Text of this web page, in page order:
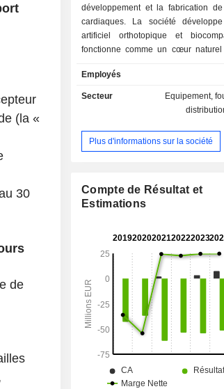
(la «
30
de
développement et la fabrication de
cardiaques. La société
artificiel orthotopique et
fonctionne comme un cœur naturel
spécialisée dans le développement
artificiel orthotopique entièrement
de son système d’alimentation
constitué un réseau de partenariats
hôpitaux et diverses entreprises
l’Hôpital Charles Nicolle de
Santé, PaxiTech, Vignal Artru
Employés
Secteur
Equipement,
Plus d'informations sur la société
Compte de Résultat et
Estimations